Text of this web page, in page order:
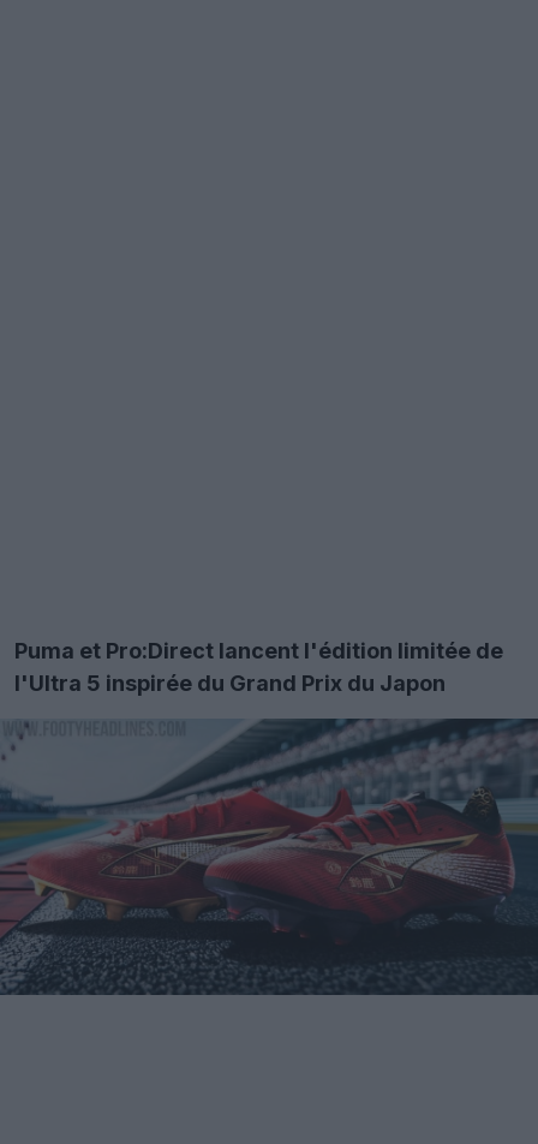
Puma et Pro:Direct lancent l'édition limitée de
l'Ultra 5 inspirée du Grand Prix du Japon